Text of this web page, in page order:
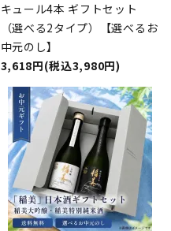
キュール4本 ギフトセット
（選べる2タイプ）【選べるお
中元のし】
3,618円(税込3,980円)